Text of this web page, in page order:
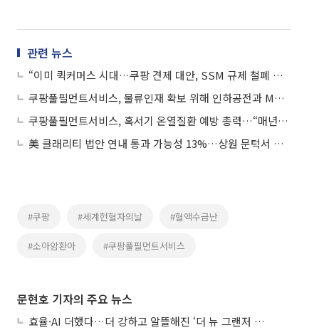
관련 뉴스
“이미 퀵커머스 시대…쿠팡 견제 대안, SSM 규제 철폐 시급”(전문가 제언)
쿠팡풀필먼트서비스, 물류인재 확보 위해 인하공전과 MOU 체결
쿠팡풀필먼트서비스, 혹서기 온열질환 예방 총력…“매년 수백억 냉방 인프라 투자”
美 클래리티 법안 연내 통과 가능성 13%…상원 문턱서 제동
#쿠팡 #세계헌혈자의날 #혈액수급난
#소아암환아 #쿠팡풀필먼트서비스
문현호 기자의 주요 뉴스
효율·AI 더했다…더 강하고 알뜰해진 ‘더 뉴 그랜저 하이브리드’